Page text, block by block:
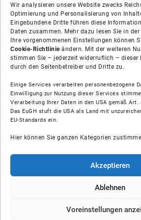
Wir analysieren unsere Website zwecks
Optimierung und Personalisierung von
Eingebundene Dritte führen diese
Daten zusammen. Mehr dazu lesen Sie in der
Ihre vorgenommenen Einstellungen können
Cookie-Richtlinieändern. Mit der weiteren
stimmen Sie – jederzeit widerruflich – dieser
durch den Seitenbetreiber und Dritte zu.
Einige Services verarbeiten personenbezogene
Einwilligung zur Nutzung dieser Services
Verarbeitung Ihrer Daten in den USA gemäß Art.
Das EuGH stuft die USA als Land mit
EU-Standards ein.
Hier können Sie ganzen Kategorien
Akzeptieren
Ablehnen
Voreinstellungen
Über uns
Soziale Medien